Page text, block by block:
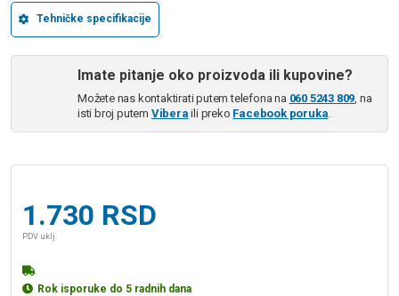
Tehničke specifikacije
Imate pitanje oko proizvoda ili kupovine?
Možete nas kontaktirati putem telefona na 060 5243 809 , na
isti broj putem Vibera ili preko Facebook poruka
1.730 RSD
PDV uklj.
Rok isporuke do 5 radnih dana